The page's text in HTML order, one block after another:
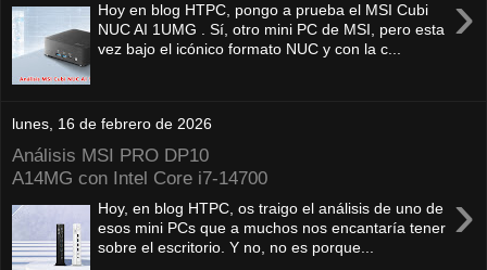
›
Hoy en blog HTPC, pongo a prueba el MSI Cubi
NUC AI 1UMG . Sí, otro mini PC de MSI, pero esta
vez bajo el icónico formato NUC y con la c...
lunes, 16 de febrero de 2026
Análisis MSI PRO DP10
A14MG con Intel Core i7-14700
›
Hoy, en blog HTPC, os traigo el análisis de uno de
esos mini PCs que a muchos nos encantaría tener
sobre el escritorio. Y no, no es porque...